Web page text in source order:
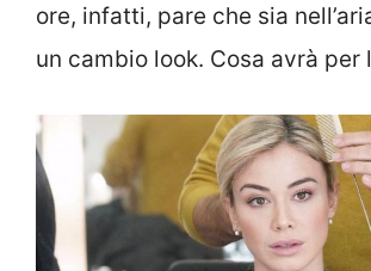
ore, infatti, pare che sia
un cambio look. Cosa avrà per